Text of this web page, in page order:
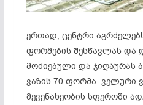
ერთად, ცენტრი
ფორმების შესწავლას და
მოძიებული და ჯიღაურას
ვაზის 70 ფორმა. ველური
მევენახეობის სფეროში